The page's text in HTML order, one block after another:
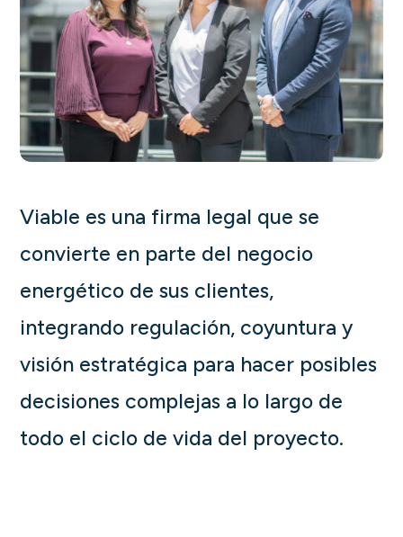
Viable es una firma legal que se
convierte en parte del negocio
energético de sus clientes,
integrando regulación, coyuntura y
visión estratégica para hacer posibles
decisiones complejas a lo largo de
todo el ciclo de vida del proyecto.